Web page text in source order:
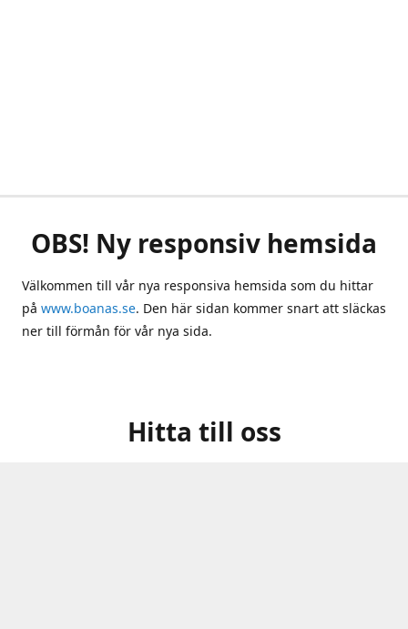
OBS! Ny responsiv hemsida
Välkommen till vår nya responsiva hemsida som du hittar
på www.boanas.se. Den här sidan kommer snart att släckas
ner till förmån för vår nya sida.
Hitta till oss